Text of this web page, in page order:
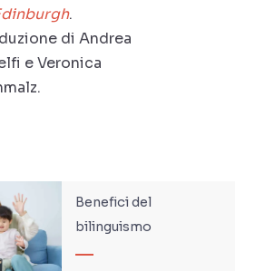
.
di Andrea
e Veronica
Benefici del
bilinguismo